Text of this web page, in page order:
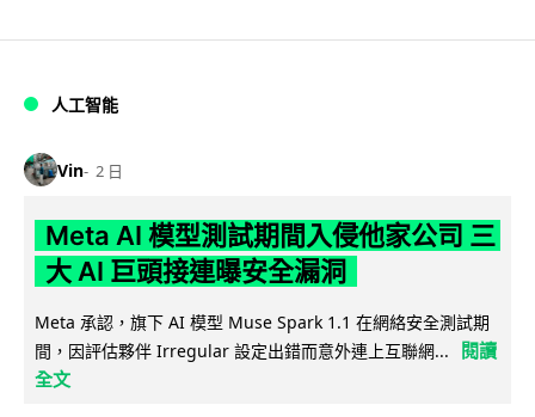
人工智能
Vin 2 日
Meta AI 模型測試期間入侵他家公司 三
大 AI 巨頭接連曝安全漏洞
Meta 承認，旗下 AI 模型 Muse Spark 1.1 在網絡安全測試期
間，因評估夥伴 Irregular 設定出錯而意外連上互聯網...
閱讀
全文